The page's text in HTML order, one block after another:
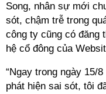
Song, nhân sự mới
sót, chậm trễ trong
công ty cũng có đăng
hệ cổ đông của
“Ngay trong ngày 15/
phát hiện sai sót, tôi